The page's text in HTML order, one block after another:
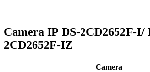
Camera IP DS-2CD2652F-I/
2CD2652F-IZ
Camera